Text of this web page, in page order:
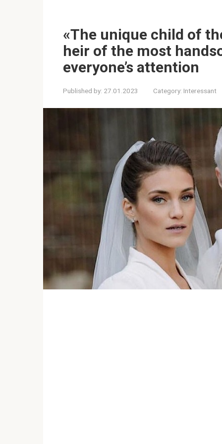
«The unique child of
heir of the most
everyone’s attention
Published by: 27.01.2023 Category: Interessant